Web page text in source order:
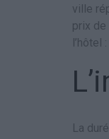
ville
prix de
La